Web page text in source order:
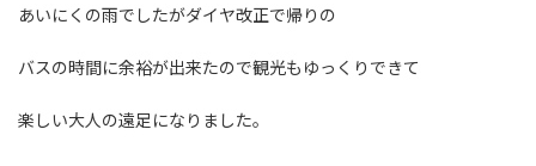
あいにくの雨でしたがダイヤ改正で帰りの
バスの時間に余裕が出来たので観光もゆっくりできて
楽しい大人の遠足になりました。